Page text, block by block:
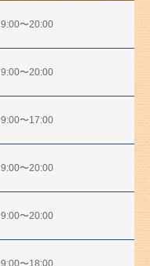
9:00〜20:00
9:00〜20:00
9:00〜17:00
9:00〜20:00
9:00〜20:00
9:00〜18:00